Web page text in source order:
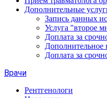
Дополнительные
Запись данных
Услуга "второе
Доплата за
Дополнительное
Доплата за
Врачи
Рентгенологи